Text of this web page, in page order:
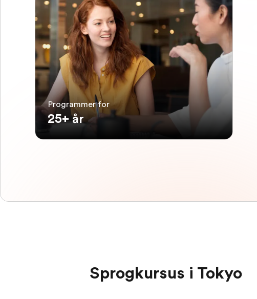
Programmer for
25+ år
Sprogkursus i Tokyo